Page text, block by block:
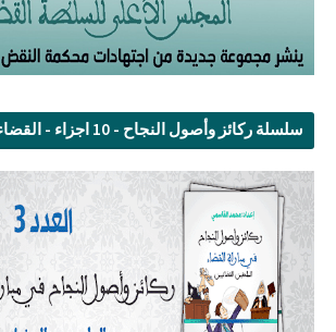
سلسلة ركائز وأصول النجاح - 10 اجزاء - القضاء المحاماة ...